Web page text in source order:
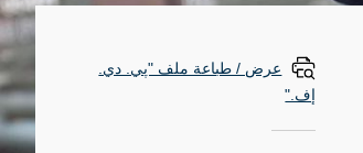
عرض / طباعة ملف "پي. دي.
إف."